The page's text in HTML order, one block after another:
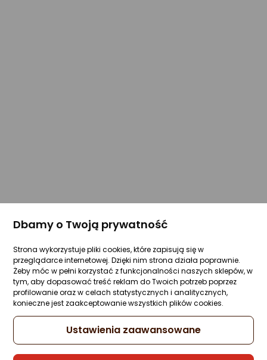
Dbamy o Twoją prywatność
Strona wykorzystuje pliki cookies, które zapisują się w
przeglądarce internetowej. Dzięki nim strona działa poprawnie.
Żeby móc w pełni korzystać z funkcjonalności naszych sklepów, w
tym, aby dopasować treść reklam do Twoich potrzeb poprzez
profilowanie oraz w celach statystycznych i analitycznych,
konieczne jest zaakceptowanie wszystkich plików cookies.
Ustawienia zaawansowane